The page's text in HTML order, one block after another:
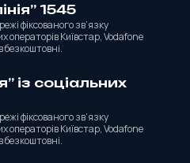
1545
фіксованого зв’язку
операторів Київстар, Vodafone
із соціальних
фіксованого зв’язку
операторів Київстар, Vodafone